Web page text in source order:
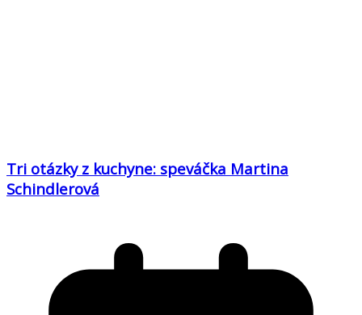
Tri otázky z kuchyne: speváčka Martina
Schindlerová